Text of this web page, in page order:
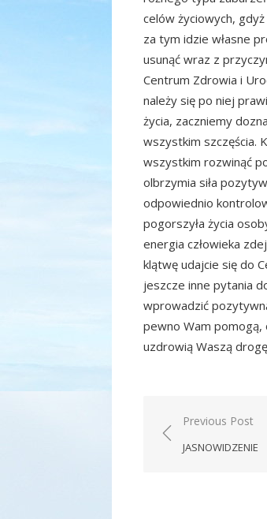
celów życiowych,
za tym idzie własne
usunąć wraz z
Centrum Zdrowia i
należy się po niej
życia, zaczniemy
wszystkim szczęścia.
wszystkim rozwinąć
olbrzymia siła
odpowiednio
pogorszyła życia
energia człowieka
klątwę udajcie się do
jeszcze inne pytania
wprowadzić
pewno Wam
uzdrowią Waszą
Nawigacja
wpisu
Previous Post
JASNOWIDZENIE